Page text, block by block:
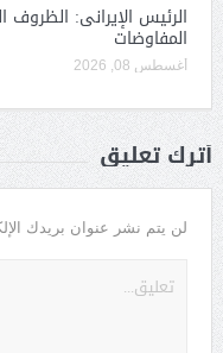
الرئيس الإيرانى:
المفاوضات
أغسطس 08, 2026
أترك تعليق
لن يتم نشر عنوان بريدك